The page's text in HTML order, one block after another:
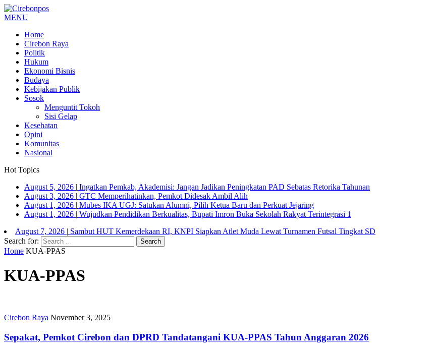
MENU
Home
Cirebon Raya
Politik
Hukum
Ekonomi Bisnis
Budaya
Kebijakan Publik
Sosok
Menguntit Tokoh
Sisi Gelap
Kesehatan
Opini
Komunitas
Nasional
Hot Topics
August 5, 2026 | Ingatkan Pemkab, Akademisi: Jangan Jadikan Peningkatan PAD Sebatas Retorika Tahunan
August 3, 2026 | GTC Memperihatinkan, Pemkot Didesak Ambil Alih
August 1, 2026 | Mubes IKA UGJ: Satukan Alumni, Pilih Ketua Baru dan Perkuat Jejaring
August 1, 2026 | Wujudkan Pendidikan Berkualitas, Bupati Imron Buka Sekolah Rakyat Terintegrasi 1
August 7, 2026 | Sambut HUT Kemerdekaan RI, KNPI Siapkan Atlet Muda Lewat Turnamen Futsal Tingkat SD
Search for:
Home KUA-PPAS
KUA-PPAS
Cirebon Raya November 3, 2025
Sepakat, Pemkot Cirebon dan DPRD Tandatangani KUA-PPAS Tahun Anggaran 2026